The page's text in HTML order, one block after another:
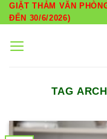
Skip
to
content
GIẶT THẢM VĂN
ĐẾN 30/6/2026)
TAG